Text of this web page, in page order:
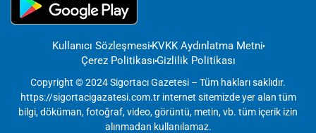
Kullanıcı SözleşmesiKVKK Aydınlatma Metni
Çerez PolitikasıGizlilik Politikası
Copyright © 2024 Sigortacı Gazetesi – Tüm hakları saklıdır.
https://sigortacigazatesi.com.tr internet sitemizde yer alan tüm
bilgi, döküman, fotoğraf, video, görüntü, metin, vb. tüm içerik izin
alınmadan kullanılamaz.